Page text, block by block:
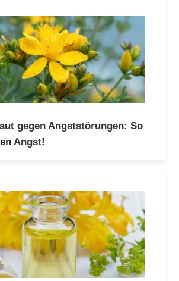
gegen Angststörungen: So
Angst!